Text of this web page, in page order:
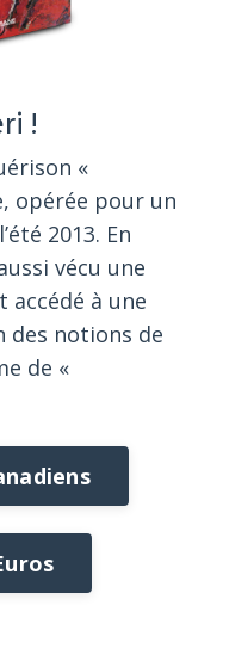
!
«
opérée pour un
2013. En
vécu une
à une
des notions de
de «